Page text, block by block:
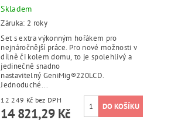
Skladem
Záruka: 2 roky
Set s extra výkonným hořákem pro
nejnáročnější práce. Pro nové možnosti v
dílně či kolem domu, to je spolehlivý a
jedinečně snadno
nastavitelný GeniMig®220LCD.
Jednoduché...
12 249 Kč bez DPH
14 821,29 Kč